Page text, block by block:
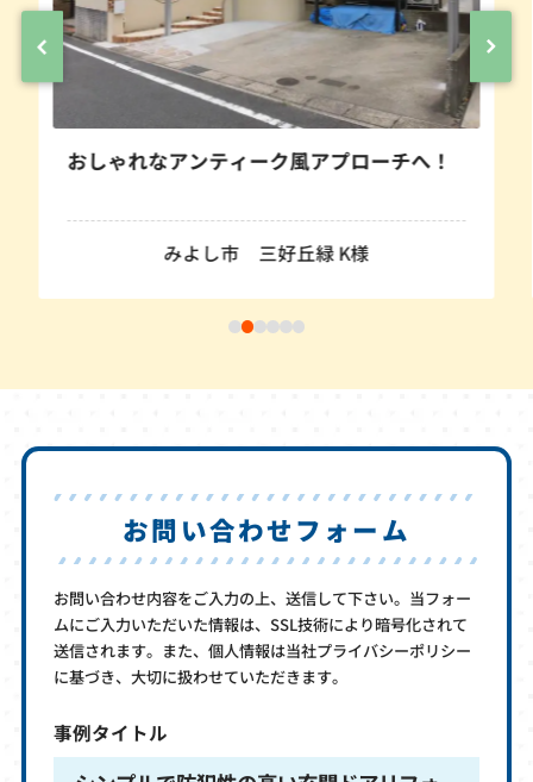
おしゃれなアンティーク風アプローチへ！
みよし市 三好丘緑 K様
お問い合わせフォーム
お問い合わせ内容をご入力の上、送信して下さい。当フォー
ムにご入力いただいた情報は、SSL技術により暗号化されて
送信されます。また、個人情報は当社プライバシーポリシー
に基づき、大切に扱わせていただきます。
事例タイトル